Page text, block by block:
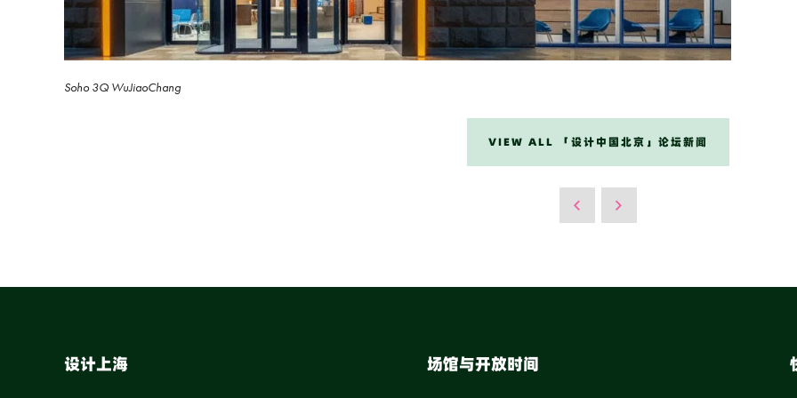
Soho 3Q WuJiaoChang
VIEW ALL 「设计中国北京」论坛新闻
设计上海 场馆与开放时间